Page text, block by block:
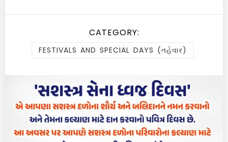
CATEGORY:
FESTIVALS AND SPECIAL DAYS (તહેવાર)